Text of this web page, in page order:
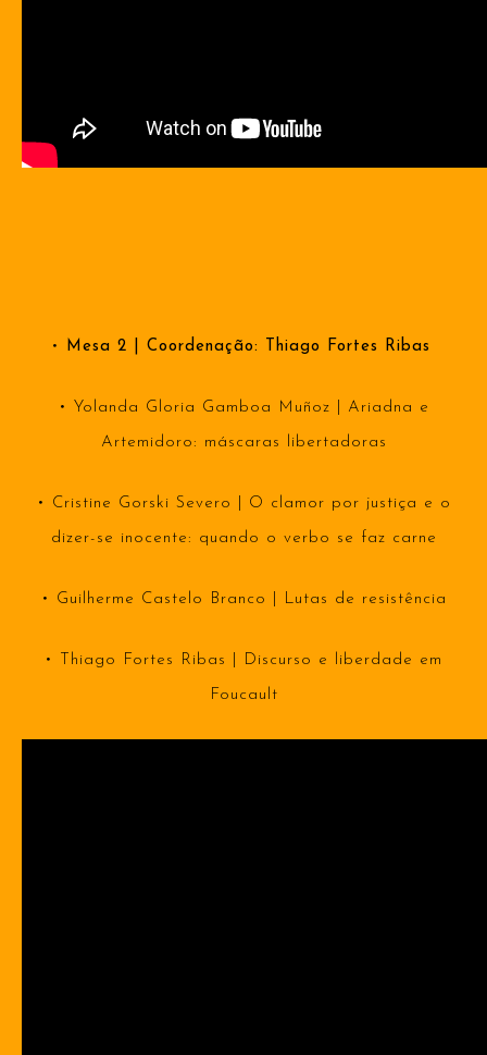
• Mesa 2 | Coordenação: Thiago Fortes Ribas
• Yolanda Gloria Gamboa Muñoz | Ariadna e
Artemidoro: máscaras libertadoras
• Cristine Gorski Severo | O clamor por justiça e o
dizer-se inocente: quando o verbo se faz carne
• Guilherme Castelo Branco | Lutas de resistência
• Thiago Fortes Ribas | Discurso e liberdade em
Foucault